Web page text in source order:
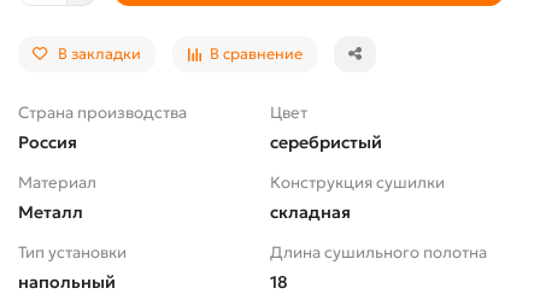
В закладки В сравнение
Страна производства
Россия
Цвет
серебристый
Материал
Металл
Конструкция сушилки
складная
Тип установки
напольный
Длина сушильного полотна
18